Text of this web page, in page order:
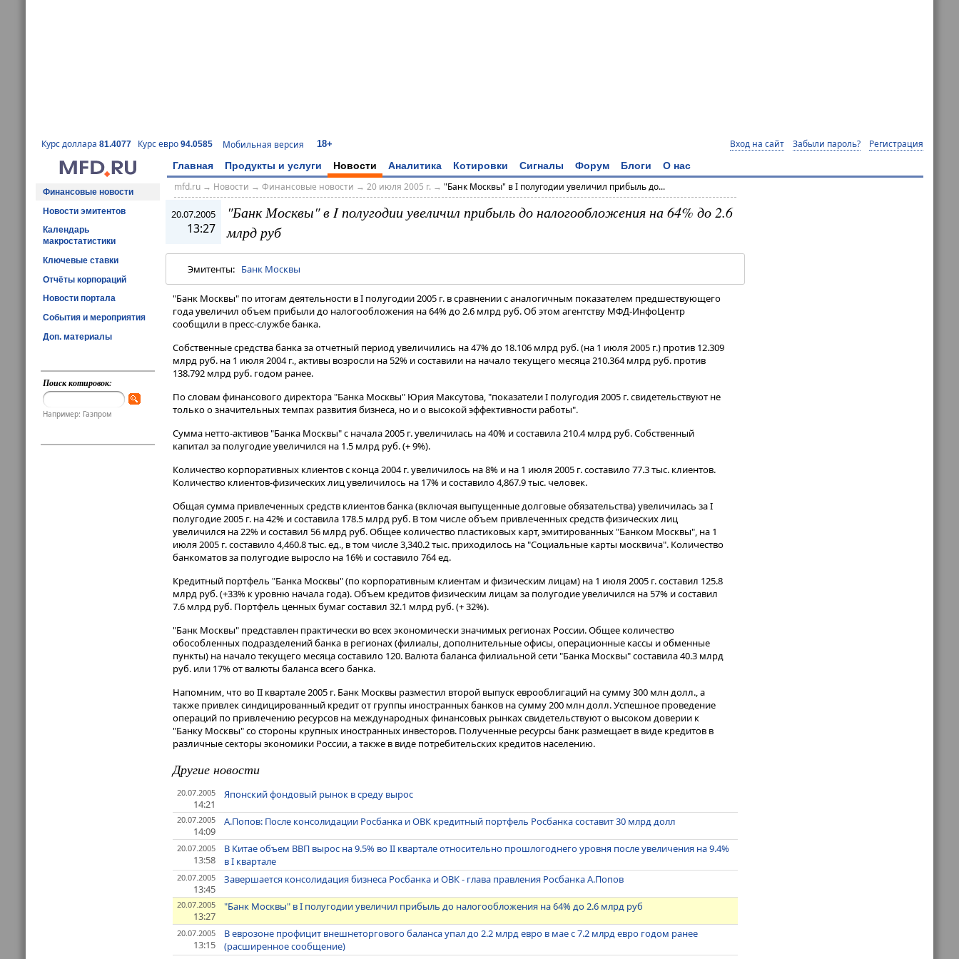
Курс доллара 81.4077 Курс евро 94.0585 Мобильная версия 18+ Вход на сайт Забыли пароль? Регистрация
Главная Продукты и услуги Новости Аналитика Котировки Сигналы Форум Блоги О нас
Финансовые новости
Новости эмитентов
Календарь
макростатистики
Ключевые ставки
Отчёты корпораций
Новости портала
События и мероприятия
Доп. материалы
Поиск котировок:
Например: Газпром
mfd.ru→ Новости → Финансовые новости → 20 июля 2005 г. → "Банк Москвы" в I полугодии увеличил прибыль до...
20.07.2005
13:27
"Банк Москвы" в I полугодии увеличил прибыль до налогообложения на 64% до 2.6
млрд руб
Эмитенты: Банк Москвы
"Банк Москвы" по итогам деятельности в I полугодии 2005 г. в сравнении с аналогичным показателем предшествующего
года увеличил объем прибыли до налогообложения на 64% до 2.6 млрд руб. Об этом агентству МФД-ИнфоЦентр
сообщили в пресс-службе банка.
Собственные средства банка за отчетный период увеличились на 47% до 18.106 млрд руб. (на 1 июля 2005 г.) против 12.309
млрд руб. на 1 июля 2004 г., активы возросли на 52% и составили на начало текущего месяца 210.364 млрд руб. против
138.792 млрд руб. годом ранее.
По словам финансового директора "Банка Москвы" Юрия Максутова, "показатели I полугодия 2005 г. свидетельствуют не
только о значительных темпах развития бизнеса, но и о высокой эффективности работы".
Сумма нетто-активов "Банка Москвы" с начала 2005 г. увеличилась на 40% и составила 210.4 млрд руб. Собственный
капитал за полугодие увеличился на 1.5 млрд руб. (+ 9%).
Количество корпоративных клиентов с конца 2004 г. увеличилось на 8% и на 1 июля 2005 г. составило 77.3 тыс. клиентов.
Количество клиентов-физических лиц увеличилось на 17% и составило 4,867.9 тыс. человек.
Общая сумма привлеченных средств клиентов банка (включая выпущенные долговые обязательства) увеличилась за I
полугодие 2005 г. на 42% и составила 178.5 млрд руб. В том числе объем привлеченных средств физических лиц
увеличился на 22% и составил 56 млрд руб. Общее количество пластиковых карт, эмитированных "Банком Москвы", на 1
июля 2005 г. составило 4,460.8 тыс. ед., в том числе 3,340.2 тыс. приходилось на "Социальные карты москвича". Количество
банкоматов за полугодие выросло на 16% и составило 764 ед.
Кредитный портфель "Банка Москвы" (по корпоративным клиентам и физическим лицам) на 1 июля 2005 г. составил 125.8
млрд руб. (+33% к уровню начала года). Объем кредитов физическим лицам за полугодие увеличился на 57% и составил
7.6 млрд руб. Портфель ценных бумаг составил 32.1 млрд руб. (+ 32%).
"Банк Москвы" представлен практически во всех экономически значимых регионах России. Общее количество
обособленных подразделений банка в регионах (филиалы, дополнительные офисы, операционные кассы и обменные
пункты) на начало текущего месяца составило 120. Валюта баланса филиальной сети "Банка Москвы" составила 40.3 млрд
руб. или 17% от валюты баланса всего банка.
Напомним, что во II квартале 2005 г. Банк Москвы разместил второй выпуск еврооблигаций на сумму 300 млн долл., а
также привлек синдицированный кредит от группы иностранных банков на сумму 200 млн долл. Успешное проведение
операций по привлечению ресурсов на международных финансовых рынках свидетельствуют о высоком доверии к
"Банку Москвы" со стороны крупных иностранных инвесторов. Полученные ресурсы банк размещает в виде кредитов в
различные секторы экономики России, а также в виде потребительских кредитов населению.
Другие новости
20.07.2005
14:21
Японский фондовый рынок в среду вырос
20.07.2005
14:09
А.Попов: После консолидации Росбанка и ОВК кредитный портфель Росбанка составит 30 млрд долл
20.07.2005
13:58
В Китае объем ВВП вырос на 9.5% во II квартале относительно прошлогоднего уровня после увеличения на 9.4%
в I квартале
20.07.2005
13:45
Завершается консолидация бизнеса Росбанка и ОВК - глава правления Росбанка А.Попов
20.07.2005
13:27
"Банк Москвы" в I полугодии увеличил прибыль до налогообложения на 64% до 2.6 млрд руб
20.07.2005
13:15
В еврозоне профицит внешнеторгового баланса упал до 2.2 млрд евро в мае с 7.2 млрд евро годом ранее
(расширенное сообщение)